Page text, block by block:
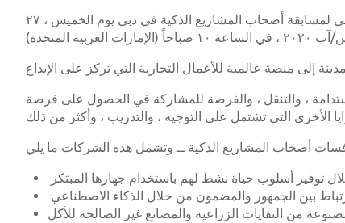
إن منظمي المشاريع في الشرق الأوسط ومحور في دبي للبدء ، وهي مبادرة من غرفة تجارة وصناعة دبي ، يدعونك إلى الحفل النهائي لمسابقة أصحاب المشاريع الذكية في دبي يوم الخميس ، ۲۷
، والتنقل ، والفرصة للمشاركة في الحصول على فرصة